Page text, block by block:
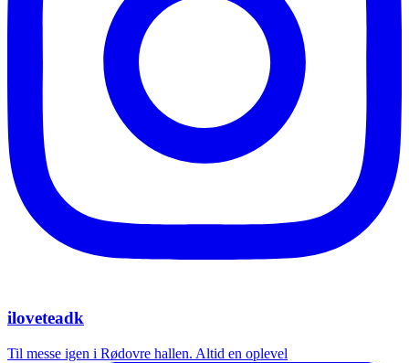
iloveteadk
Til messe igen i Rødovre hallen. Altid en oplevel